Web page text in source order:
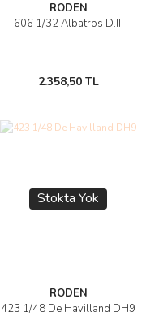
RODEN
606 1/32 Albatros D.III
2.358,50 TL
Stokta Yok
RODEN
423 1/48 De Havilland DH9